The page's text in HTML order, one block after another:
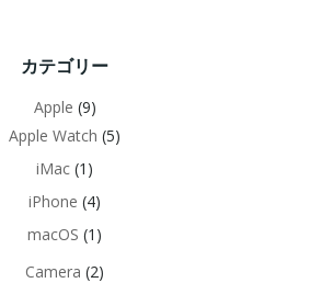
カテゴリー
Apple (9)
Apple Watch (5)
iMac (1)
iPhone (4)
macOS (1)
Camera (2)